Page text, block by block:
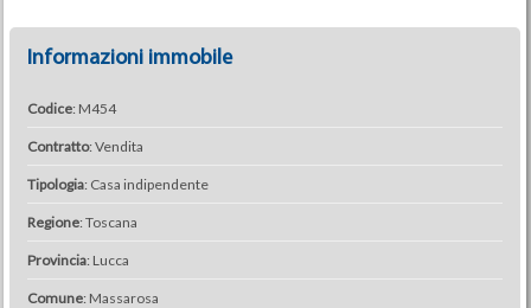
Informazioni immobile
Codice: M454
Contratto: Vendita
Tipologia: Casa indipendente
Regione: Toscana
Provincia: Lucca
Comune: Massarosa